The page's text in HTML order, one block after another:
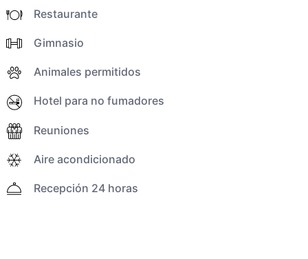
Restaurante
Gimnasio
Animales permitidos
Hotel para no fumadores
Reuniones
Aire acondicionado
Recepción 24 horas